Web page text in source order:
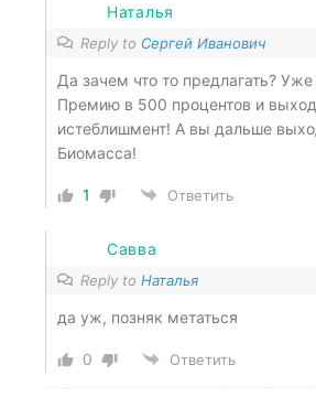
Наталья
Reply to Сергей Иванович
Да зачем что то предлагать?
Премию в 500 процентов и
истеблишмент! А вы дальше
Биомасса!
1 Ответить
Савва
Reply to Наталья
да уж, позняк метаться
0 Ответить